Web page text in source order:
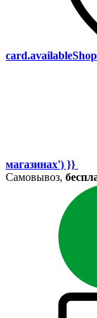
магазинах') }}
Самовывоз,